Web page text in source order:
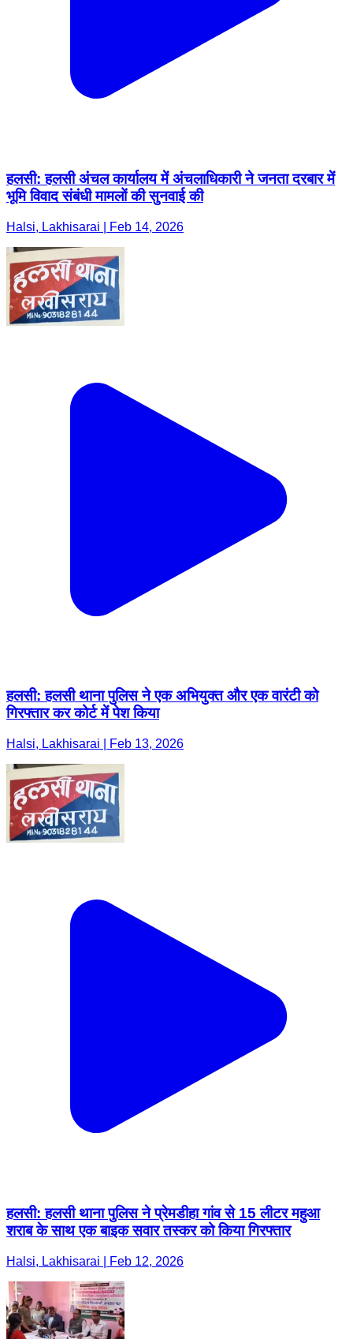
हलसी: हलसी अंचल कार्यालय में अंचलाधिकारी ने जनता दरबार में
भूमि विवाद संबंधी मामलों की सुनवाई की
Halsi, Lakhisarai | Feb 14, 2026
हलसी: हलसी थाना पुलिस ने एक अभियुक्त और एक वारंटी को
गिरफ्तार कर कोर्ट में पेश किया
Halsi, Lakhisarai | Feb 13, 2026
हलसी: हलसी थाना पुलिस ने प्रेमडीहा गांव से 15 लीटर महुआ
शराब के साथ एक बाइक सवार तस्कर को किया गिरफ्तार
Halsi, Lakhisarai | Feb 12, 2026